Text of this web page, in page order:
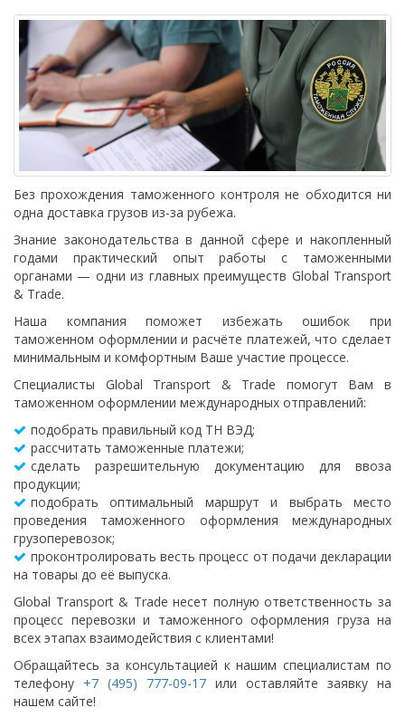
Без прохождения таможенного контроля не обходится ни
одна доставка грузов из-за рубежа.
Знание законодательства в данной сфере и накопленный
годами практический опыт работы с таможенными
органами — одни из главных преимуществ Global Transport
& Trade.
Наша компания поможет избежать ошибок при
таможенном оформлении и расчёте платежей, что сделает
минимальным и комфортным Ваше участие процессе.
Специалисты Global Transport & Trade помогут Вам в
таможенном оформлении международных отправлений:
подобрать правильный код ТН ВЭД;
рассчитать таможенные платежи;
сделать разрешительную документацию для ввоза
продукции;
подобрать оптимальный маршрут и выбрать место
проведения таможенного оформления международных
грузоперевозок;
проконтролировать весть процесс от подачи декларации
на товары до её выпуска.
Global Transport & Trade несет полную ответственность за
процесс перевозки и таможенного оформления груза на
всех этапах взаимодействия с клиентами!
Обращайтесь за консультацией к нашим специалистам по
телефону +7 (495) 777-09-17 или оставляйте заявку на
нашем сайте!